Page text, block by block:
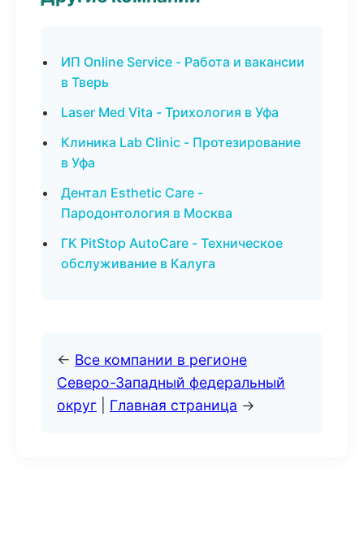
ИП Online Service - Работа и вакансии
в Тверь
Laser Med Vita - Трихология в Уфа
Клиника Lab Clinic - Протезирование
в Уфа
Дентал Esthetic Care -
Пародонтология в Москва
ГК PitStop AutoCare - Техническое
обслуживание в Калуга
← Все компании в регионе
Северо-Западный федеральный
округ
Главная страница →